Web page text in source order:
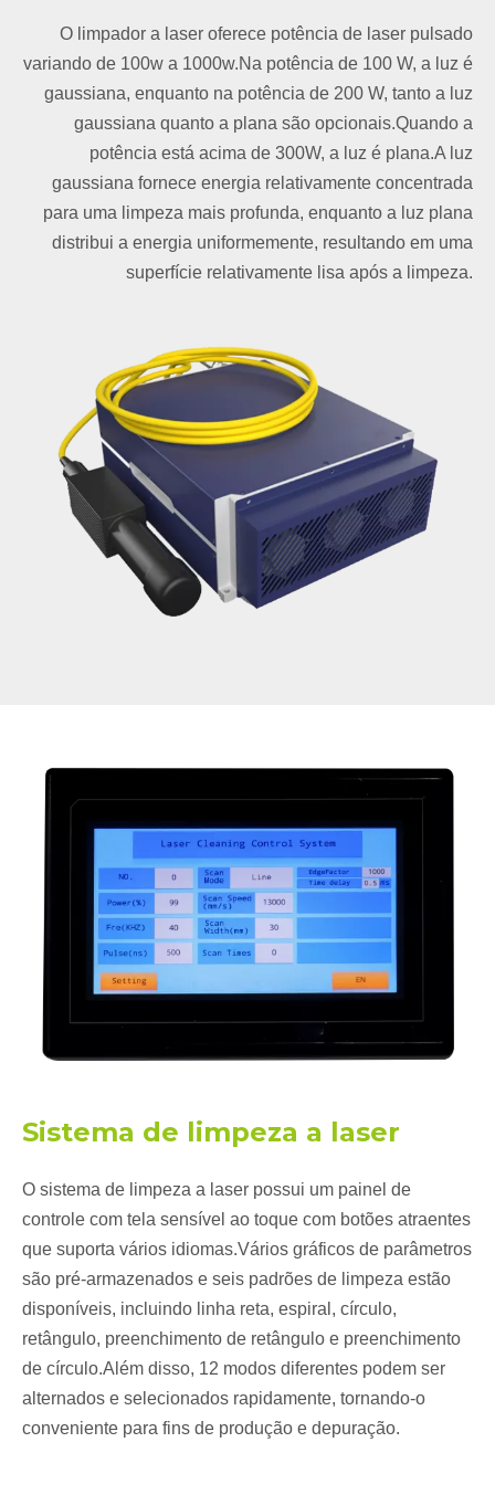
O limpador a laser oferece potência de laser pulsado
variando de 100w a 1000w.Na potência de 100 W, a luz é
gaussiana, enquanto na potência de 200 W, tanto a luz
gaussiana quanto a plana são opcionais.Quando a
potência está acima de 300W, a luz é plana.A luz
gaussiana fornece energia relativamente concentrada
para uma limpeza mais profunda, enquanto a luz plana
distribui a energia uniformemente, resultando em uma
superfície relativamente lisa após a limpeza.
Sistema de limpeza a laser
O sistema de limpeza a laser possui um painel de
controle com tela sensível ao toque com botões atraentes
que suporta vários idiomas.Vários gráficos de parâmetros
são pré-armazenados e seis padrões de limpeza estão
disponíveis, incluindo linha reta, espiral, círculo,
retângulo, preenchimento de retângulo e preenchimento
de círculo.Além disso, 12 modos diferentes podem ser
alternados e selecionados rapidamente, tornando-o
conveniente para fins de produção e depuração.